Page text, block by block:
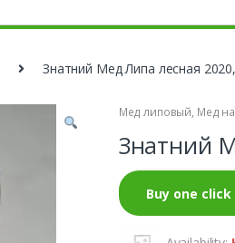
Знатний Мед Липа лесная
Мед липовый, Мед
Знатний
Buy one click